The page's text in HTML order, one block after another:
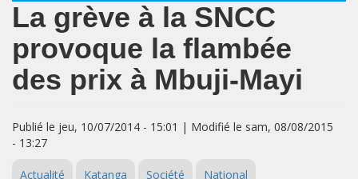
La grève à la SNCC
provoque la flambée
des prix à Mbuji-Mayi
Publié le jeu, 10/07/2014 - 15:01 | Modifié le sam, 08/08/2015
- 13:27
Actualité Katanga Société National